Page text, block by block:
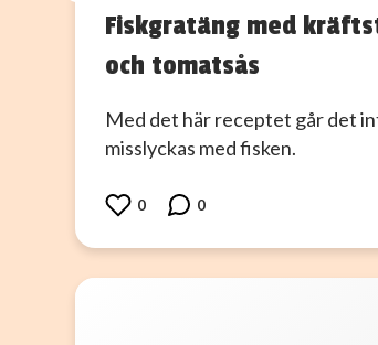
Fiskgratäng med
och tomatsås
Med det här receptet går det
misslyckas med fisken.
0 0